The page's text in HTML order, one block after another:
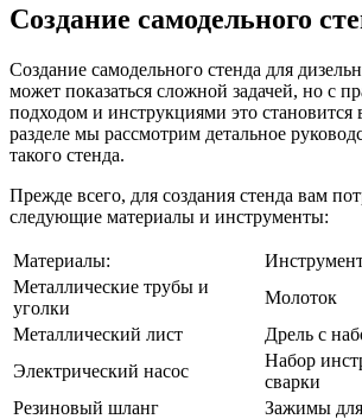
Создание самодельного
Создание самодельного стенда для
может показаться сложной задачей, но с
подходом и инструкциями это
разделе мы рассмотрим детальное
такого стенда.
Прежде всего, для создания стенда вам
следующие материалы и инструменты:
Материалы:
Металлические трубы и
уголки
Молоток
Металлический лист
Дрель с
Электрический насос
Набор
сварки
Резиновый шланг
Зажимы